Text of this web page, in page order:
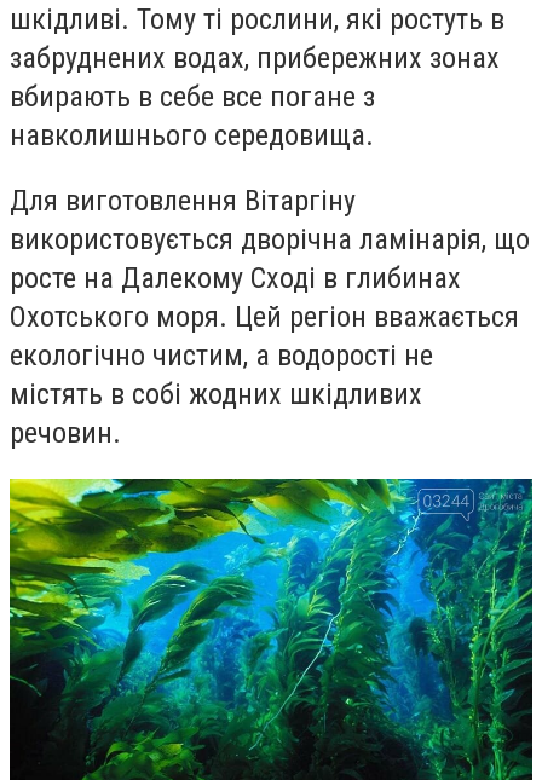
шкідливі. Тому ті рослини, які ростуть в
забруднених водах, прибережних зонах
вбирають в себе все погане з
навколишнього середовища.
Для виготовлення Вітаргіну
використовується дворічна ламінарія, що
росте на Далекому Сході в глибинах
Охотського моря. Цей регіон вважається
екологічно чистим, а водорості не
містять в собі жодних шкідливих
речовин.